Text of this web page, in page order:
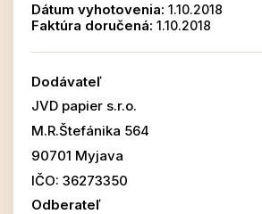
Dátum vyhotovenia: 1.10.2018
Faktúra doručená: 1.10.2018
Dodávateľ
JVD papier s.r.o.
M.R.Štefánika 564
90701 Myjava
IČO: 36273350
Odberateľ